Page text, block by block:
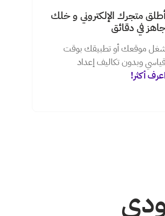
متجرك الإلكتروني و خلك
في دقائق
موقعك أو تطبيقك بوقت
وبدون تكاليف إعداد
اعرف أكثر!
سعودي